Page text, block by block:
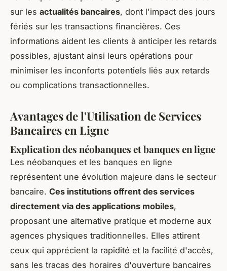
sur les actualités bancaires, dont l'impact des jours
fériés sur les transactions financières. Ces
informations aident les clients à anticiper les retards
possibles, ajustant ainsi leurs opérations pour
minimiser les inconforts potentiels liés aux retards
ou complications transactionnelles.
Avantages de l'Utilisation de Services
Bancaires en Ligne
Explication des néobanques et banques en ligne
Les néobanques et les banques en ligne
représentent une évolution majeure dans le secteur
bancaire. Ces institutions offrent des services
directement via des applications mobiles,
proposant une alternative pratique et moderne aux
agences physiques traditionnelles. Elles attirent
ceux qui apprécient la rapidité et la facilité d'accès,
sans les tracas des horaires d'ouverture bancaires